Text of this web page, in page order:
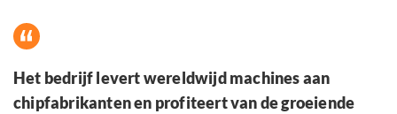
Het bedrijf levert wereldwijd machines aan
chipfabrikanten en profiteert van de groeiende